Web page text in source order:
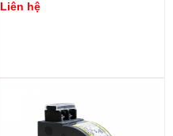
Liên hệ